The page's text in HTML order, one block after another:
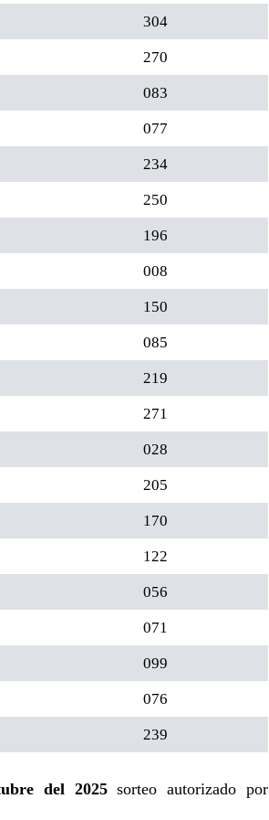
304
270
083
077
234
250
196
008
150
085
219
271
028
205
170
122
056
071
099
076
239
del 2025sorteo autorizado por